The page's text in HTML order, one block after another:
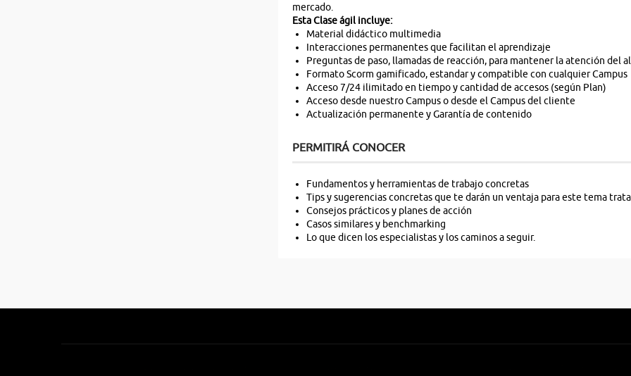
mercado.
Esta Clase ágil incluye:
Material didáctico multimedia
Interacciones permanentes que facilitan el aprendizaje
Preguntas de paso, llamadas de reacción, para mantener la atención del
Formato Scorm gamificado, estandar y compatible con cualquier Campus
Acceso 7/24 ilimitado en tiempo y cantidad de accesos (según Plan)
Acceso desde nuestro Campus o desde el Campus del cliente
Actualización permanente y Garantía de contenido
PERMITIRÁ CONOCER
Fundamentos y herramientas de trabajo concretas
Tips y sugerencias concretas que te darán un ventaja para este tema
Consejos prácticos y planes de acción
Casos similares y benchmarking
Lo que dicen los especialistas y los caminos a seguir.